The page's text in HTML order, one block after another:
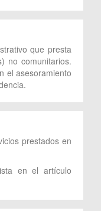
que presta
no comunitarios.
el asesoramiento
prestados en
en el artículo